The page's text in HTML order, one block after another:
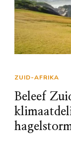
ZUID-AFRIKA
Beleef